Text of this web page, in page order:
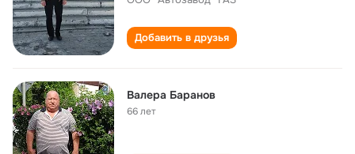
Добавить в друзья
Валера Баранов
66 лет